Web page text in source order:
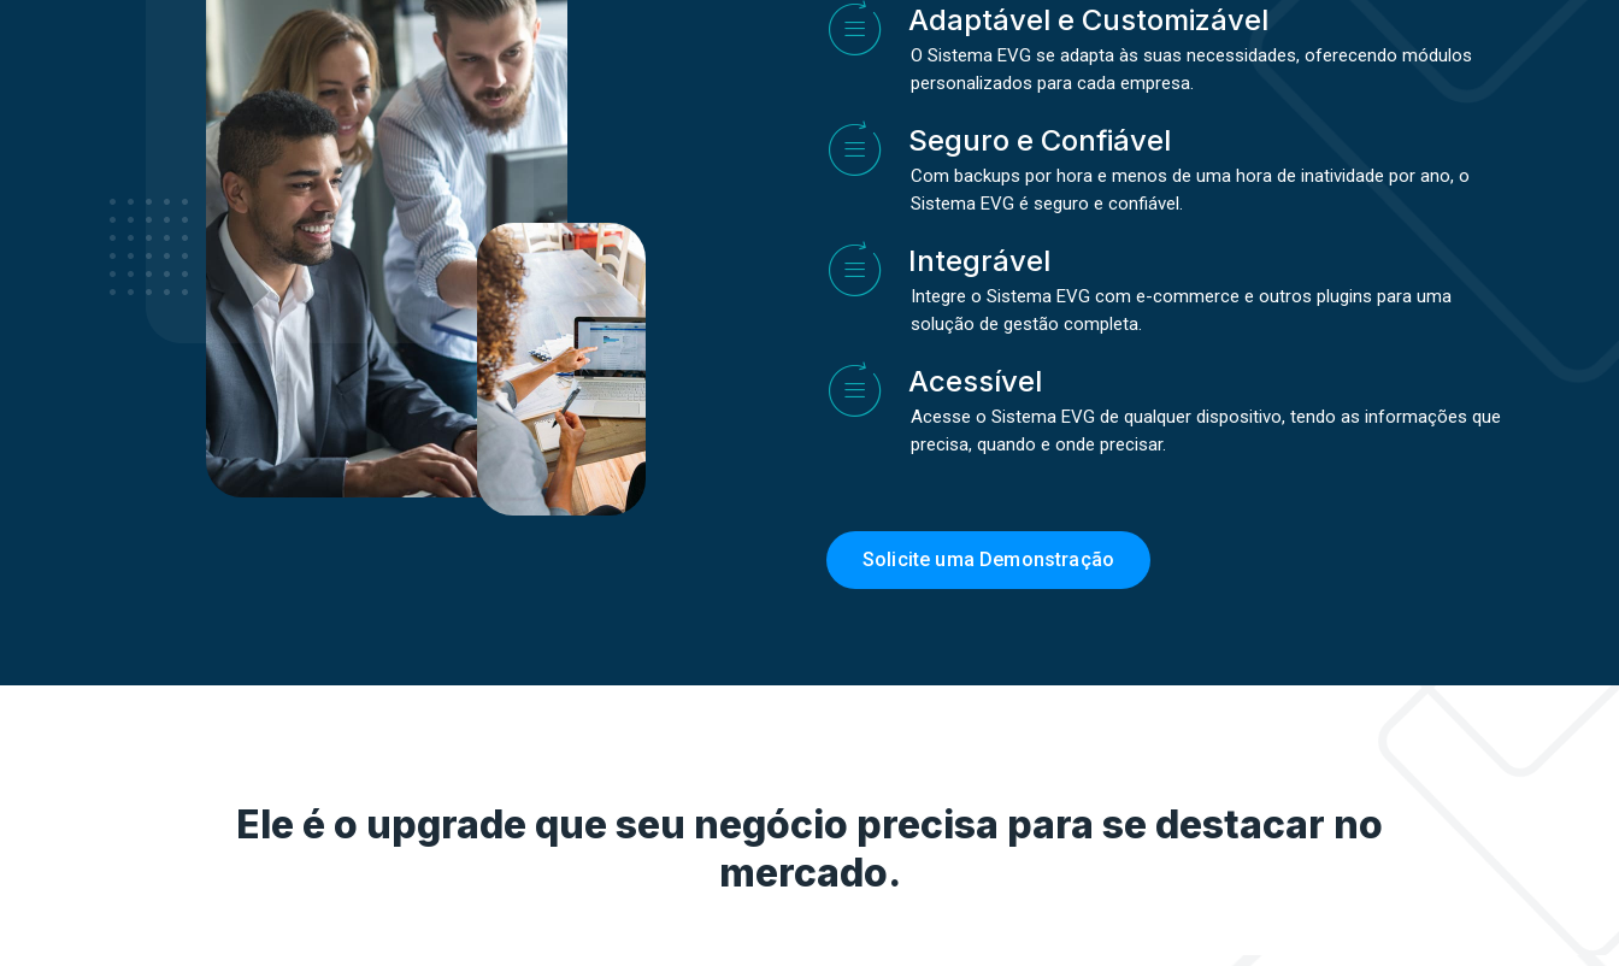
Adaptável e Customizável
O Sistema EVG se adapta às suas necessidades, oferecendo módulos
personalizados para cada empresa.
Seguro e Confiável
Com backups por hora e menos de uma hora de inatividade por ano, o
Sistema EVG é seguro e confiável.
Integrável
Integre o Sistema EVG com e-commerce e outros plugins para uma
solução de gestão completa.
Acessível
Acesse o Sistema EVG de qualquer dispositivo, tendo as informações que
precisa, quando e onde precisar.
Solicite uma Demonstração
Ele é o upgrade que seu negócio precisa para se destacar no
mercado.